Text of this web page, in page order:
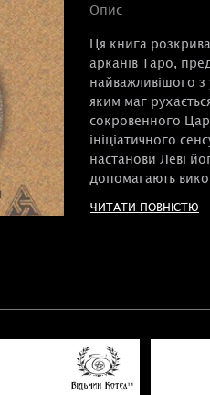
Опис
Ця книга
арканів Таро,
найважливішого з
яким маг
сокровенного
ініціатичного
настанови Леві
допомагають
ЧИТАТИ ПОВНІСТЮ